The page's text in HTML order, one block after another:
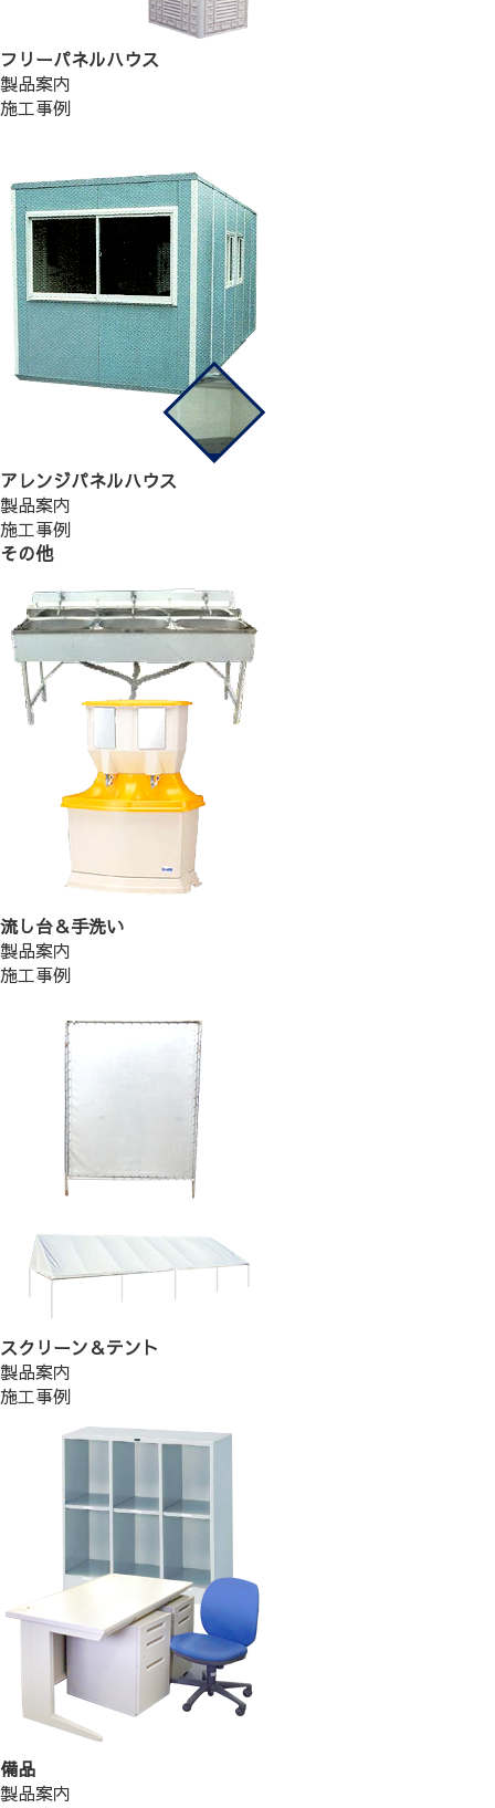
フリーパネルハウス
製品案内
施工事例
アレンジパネルハウス
製品案内
施工事例
その他
流し台＆手洗い
製品案内
施工事例
スクリーン＆テント
製品案内
施工事例
備品
製品案内